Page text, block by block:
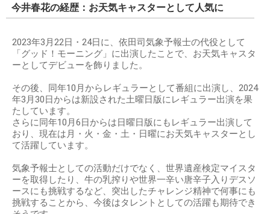
今井春花の経歴：お天気キャスターとして人気に
2023年3月22日・24日に、依田司気象予報士の代役として
「グッド！モーニング」に出演したことで、お天気キャスタ
ーとしてデビューを飾りました。
その後、同年10月からレギュラーとして番組に出演し、2024
年3月30日からは新設された土曜日版にレギュラー出演を果
たしています。
さらに同年10月6日からは日曜日版にもレギュラー出演して
おり、現在は月・火・金・土・日曜にお天気キャスターとし
て活躍しています。
気象予報士としての活動だけでなく、世界遺産検定マイスタ
ーを取得したり、牛の乳搾りや世界一辛い唐辛子入りデスソ
ースにも挑戦するなど、突出したチャレンジ精神で何事にも
挑戦することから、今後はタレントとしての活躍も期待でき